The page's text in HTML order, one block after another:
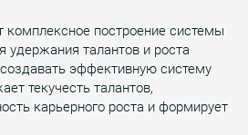
построение системы
удержания талантов и роста
эффективную систему
текучесть талантов,
карьерного роста и формирует